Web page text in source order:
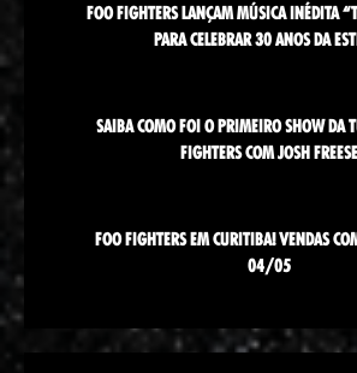
FOO FIGHTERS LANÇAM MÚSICA INÉDITA
PARA CELEBRAR 30 ANOS DA
SAIBA COMO FOI O PRIMEIRO SHOW DA
FIGHTERS COM JOSH FREESE
FOO FIGHTERS EM CURITIBA! VENDAS
04/05